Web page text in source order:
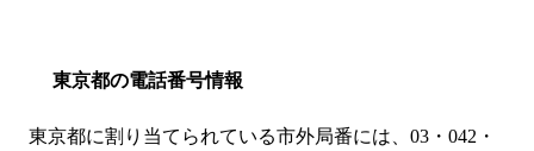
東京都の電話番号情報
東京都に割り当てられている市外局番には、03・042・